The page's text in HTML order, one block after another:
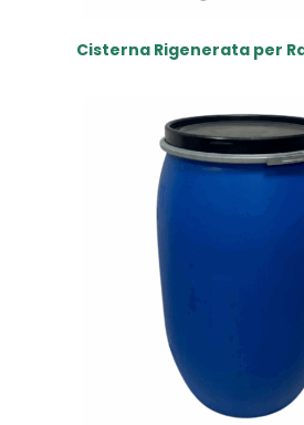
Cisterna Rigenerata per